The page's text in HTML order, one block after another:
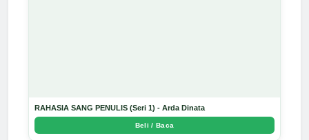
RAHASIA SANG PENULIS (Seri 1) - Arda Dinata
Beli / Baca